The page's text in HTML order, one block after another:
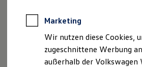
Anpfiff zum Gewinn
Elektroautos
ID. Tutorials
Elektrofahrzeugkonzepte
Probefahrt vereinbaren
Marketing
Wir nutzen diese Cookies,
zugeschnittene Werbung
außerhalb der Volkswagen